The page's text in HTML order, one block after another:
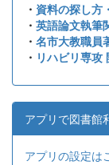
・ 資料の探し方
・ 英語論文執筆
・ 名市大教職員
・ リハビリ専攻
アプリで図書館
アプリの設定は